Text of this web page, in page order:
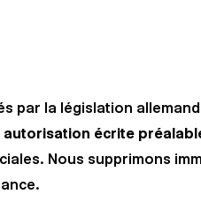
par la législation
autorisation écrite
Nous supprimons